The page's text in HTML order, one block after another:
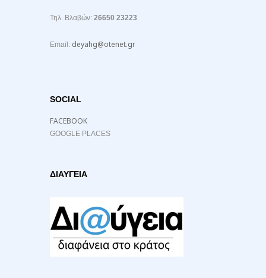
Τηλ. Βλαβών: 26650 23223
Email: deyahg@otenet.gr
SOCIAL
FACEBOOK
GOOGLE PLACES
ΔΙΑΥΓΕΙΑ